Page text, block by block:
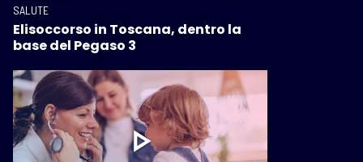
SALUTE
Elisoccorso in Toscana, dentro la
base del Pegaso 3